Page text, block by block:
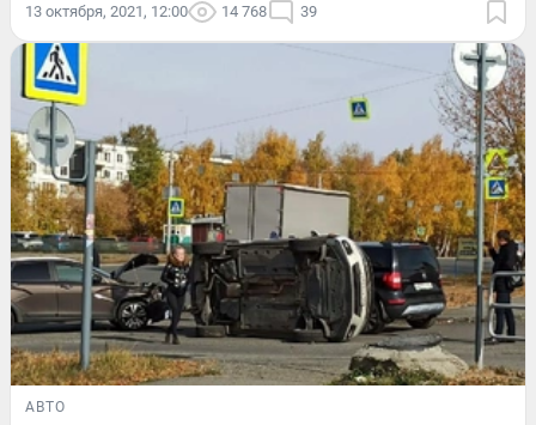
13 октября, 2021, 12:00 14 768 39
АВТО